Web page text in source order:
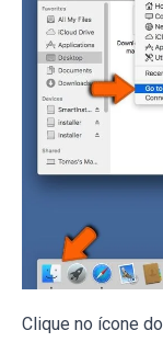
Clique no ícone do